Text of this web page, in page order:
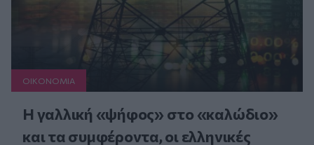
ΟΙΚΟΝΟΜΙΑ
Η γαλλική «ψήφος» στο «καλώδιο»
και τα συμφέροντα, οι ελληνικές